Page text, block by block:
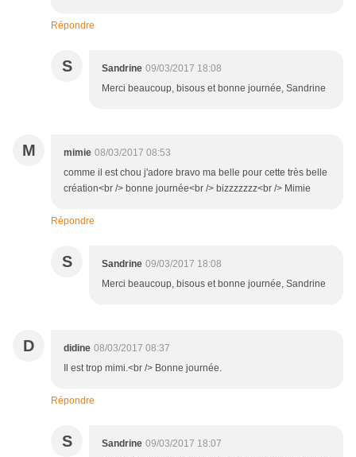
Répondre
S Sandrine 09/03/2017 18:08
Merci beaucoup, bisous et bonne journée, Sandrine
M mimie 08/03/2017 08:53
comme il est chou j'adore bravo ma belle pour cette très belle
création<br /> bonne journée<br /> bizzzzzzz<br /> Mimie
Répondre
S Sandrine 09/03/2017 18:08
Merci beaucoup, bisous et bonne journée, Sandrine
D didine 08/03/2017 08:37
Il est trop mimi.<br /> Bonne journée.
Répondre
S Sandrine 09/03/2017 18:07